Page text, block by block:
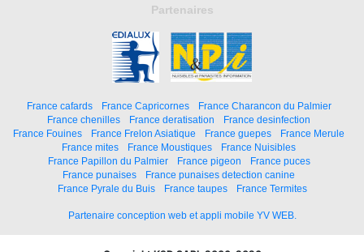
Partenaires
France cafards France Capricornes
France Charancon du Palmier
France chenilles
France deratisation
France desinfection
France Fouines
France Frelon Asiatique France guepes
France Merule
France mites
France Moustiques
France Nuisibles
France Papillon du Palmier
France pigeon
France puces
France punaises
France punaises detection canine
France Pyrale du Buis
France taupes France Termites
Partenaire conception web et appli mobile YV WEB.